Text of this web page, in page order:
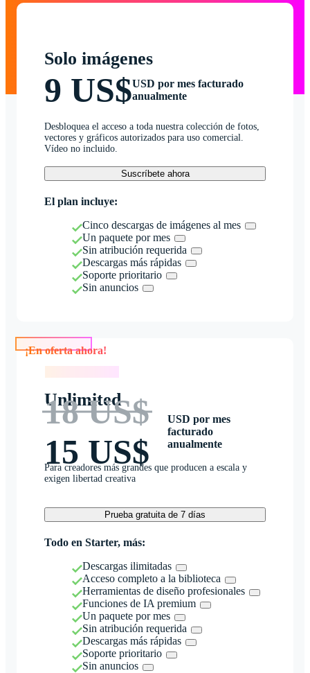
Solo imágenes
9 US$USD por mes facturado
anualmente
Desbloquea el acceso a toda nuestra colección de fotos,
vectores y gráficos autorizados para uso comercial.
Vídeo no incluido.
Suscríbete ahora
El plan incluye:
Cinco descargas de imágenes al mes
Un paquete por mes
Sin atribución requerida
Descargas más rápidas
Soporte prioritario
Sin anuncios
Unlimited
18 US$
15 US$
USD por mes
facturado
anualmente
Para creadores más grandes que producen a escala y
exigen libertad creativa
Prueba gratuita de 7 días
Todo en Starter, más:
Descargas ilimitadas
Acceso completo a la biblioteca
Herramientas de diseño profesionales
Funciones de IA premium
Un paquete por mes
Sin atribución requerida
Descargas más rápidas
Soporte prioritario
Sin anuncios